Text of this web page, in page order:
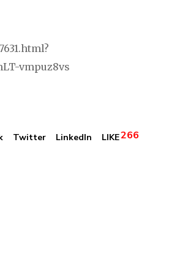
vmpuz8vs
Twitter LinkedIn LIKE266